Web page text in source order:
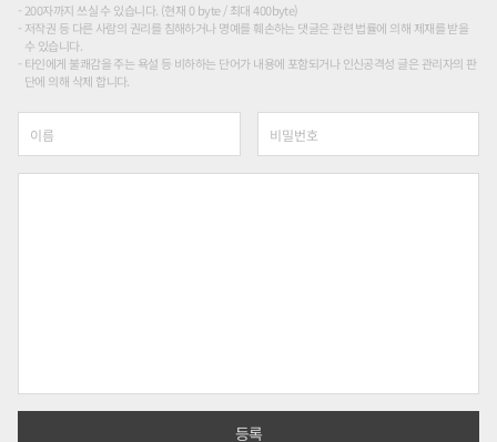
200자까지 쓰실 수 있습니다. (현재 0 byte / 최대 400byte)
저작권 등 다른 사람의 권리를 침해하거나 명예를 훼손하는 댓글은 관련 법률에 의해 제재를 받을
수 있습니다.
타인에게 불쾌감을 주는 욕설 등 비하하는 단어가 내용에 포함되거나 인신공격성 글은 관리자의 판
단에 의해 삭제 합니다.